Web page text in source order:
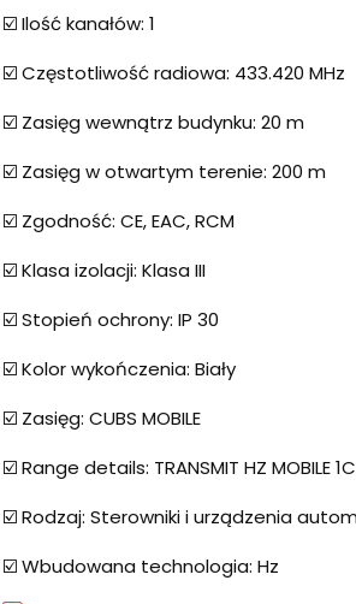
☑️ Ilość kanałów: 1
☑️ Częstotliwość radiowa: 433.420 MHz
☑️ Zasięg wewnątrz budynku: 20 m
☑️ Zasięg w otwartym terenie: 200 m
☑️ Zgodność: CE, EAC, RCM
☑️ Klasa izolacji: Klasa III
☑️ Stopień ochrony: IP 30
☑️ Kolor wykończenia: Biały
☑️ Zasięg: CUBS MOBILE
☑️ Range details: TRANSMIT HZ MOBILE 1C
☑️ Rodzaj: Sterowniki i urządzenia
☑️ Wbudowana technologia: Hz